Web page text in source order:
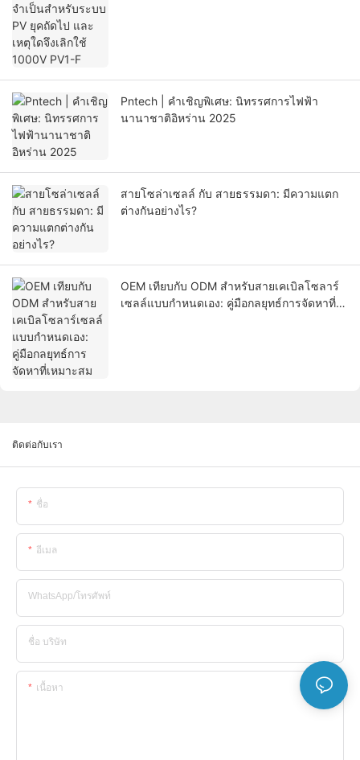
Pntech | คำเชิญพิเศษ: นิทรรศการไฟฟ้า
นานาชาติอิหร่าน 2025
สายโซล่าเซลล์ กับ สายธรรมดา: มีความแตก
ต่างกันอย่างไร?
OEM เทียบกับ ODM สำหรับสายเคเบิลโซลาร์
เซลล์แบบกำหนดเอง: คู่มือกลยุทธ์การจัดหาที่
ติดต่อกับเรา
ชื่อ
อีเมล
WhatsApp/โทรศัพท์
ชื่อ บริษัท
เนื้อหา